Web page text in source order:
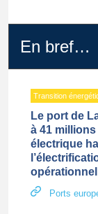
En bref…
Transition
Le port de
à 41
électrique
Ports